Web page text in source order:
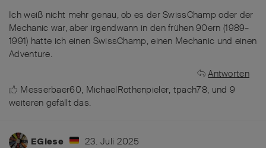
Ich weiß nicht mehr genau, ob es der SwissChamp oder der
Mechanic war, aber irgendwann in den frühen 90ern (1989–
1991) hatte ich einen SwissChamp, einen Mechanic und einen
Adventure.
Antworten
Messerbaer60, MichaelRothenpieler, tpach78, und 9
weiteren gefällt das.
EGiese 23. Juli 2025